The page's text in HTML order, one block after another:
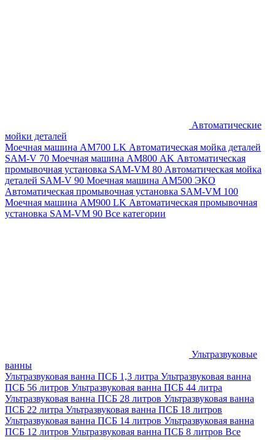
Автоматические
мойки деталей
Моечная машина AM700 LK Автоматическая мойка деталей
SAM-V 70 Моечная машина АМ800 AK Автоматическая
промывочная установка SAM-VM 80 Автоматическая мойка
деталей SAM-V 90 Моечная машина АМ500 ЭКО
Автоматическая промывочная установка SAM-VM 100
Моечная машина AM900 LK Автоматическая промывочная
установка SAM-VM 90 Все категории
Ультразвуковые
ванны
Ультразвуковая ванна ПСБ 1,3 литра Ультразвуковая ванна
ПСБ 56 литров Ультразвуковая ванна ПСБ 44 литра
Ультразвуковая ванна ПСБ 28 литров Ультразвуковая ванна
ПСБ 22 литра Ультразвуковая ванна ПСБ 18 литров
Ультразвуковая ванна ПСБ 14 литров Ультразвуковая ванна
ПСБ 12 литров Ультразвуковая ванна ПСБ 8 литров Все